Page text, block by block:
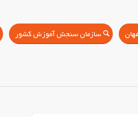
سازمان سنجش آموزش کشور